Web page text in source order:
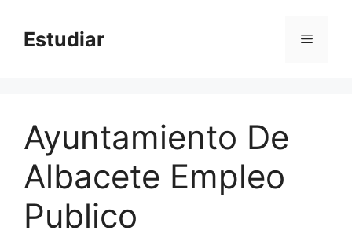
contentEstudiar Menu
Ayuntamiento De
Albacete Empleo
Publico